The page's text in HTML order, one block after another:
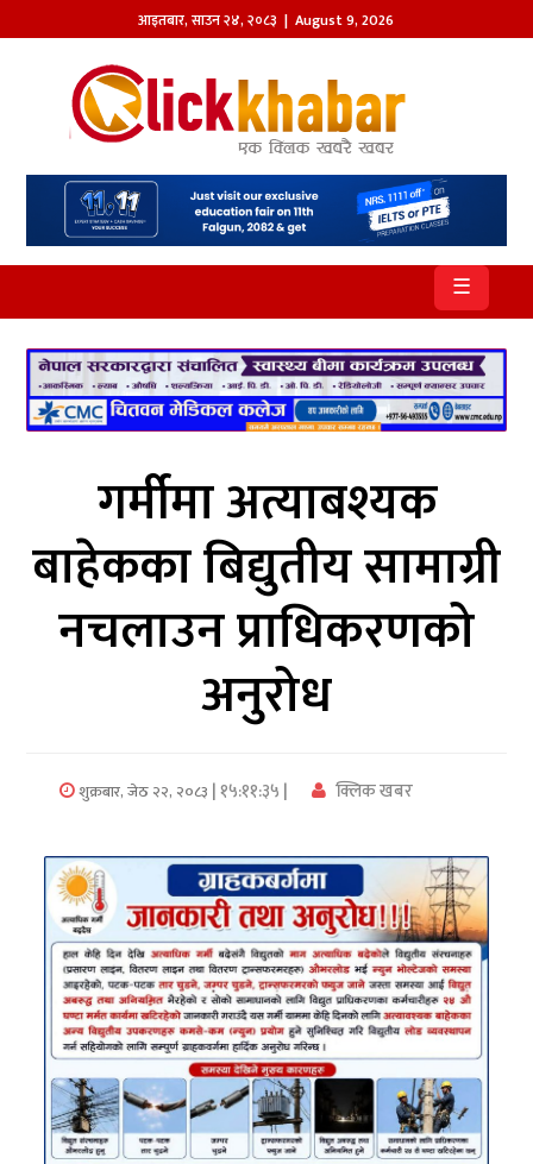
आइतबार,साउन२४,२०८३ | August 9, 2026
होमपेज
समाज
प्रदेश
आजको
पत्रिका
सम्पादकीय
अन्तर्राष्ट्रिय
अर्थ/
वाणिज्य
विचार/
ब्लग
खेलकुद
रोचक
अन्य
क्लिक
☰
गर्मीमा अत्याबश्यक
बाहेकका बिद्युतीय सामाग्री
नचलाउन प्राधिकरणको
अनुरोध
शुक्रबार, जेठ २२, २०८३ | १५:११:३५ | क्लिक खबर